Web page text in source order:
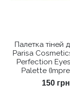
Палетка тіней
Parisa
Perfection
Palette
150 грн